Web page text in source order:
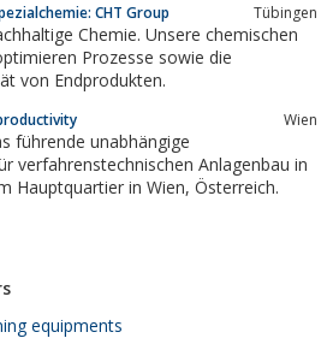
CHT Group Tübingen
Prozesse sowie die
von Endprodukten.
Wien
führende unabhängige
verfahrenstechnischen Anlagenbau in
Zentraleuropa mit seinem Hauptquartier in Wien, Österreich.
equipments